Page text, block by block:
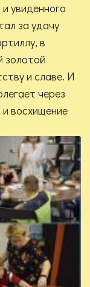
увиденного
за удачу
в
золотой
и славе. И
через
восхищение